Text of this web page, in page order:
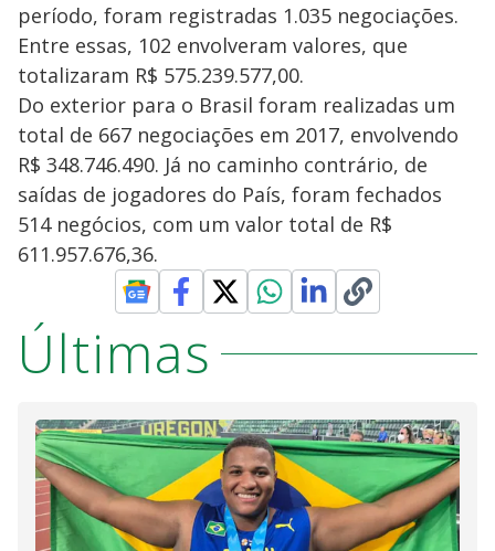
período, foram registradas 1.035 negociações.
Entre essas, 102 envolveram valores, que
totalizaram R$ 575.239.577,00.
Do exterior para o Brasil foram realizadas um
total de 667 negociações em 2017, envolvendo
R$ 348.746.490. Já no caminho contrário, de
saídas de jogadores do País, foram fechados
514 negócios, com um valor total de R$
611.957.676,36.
Últimas